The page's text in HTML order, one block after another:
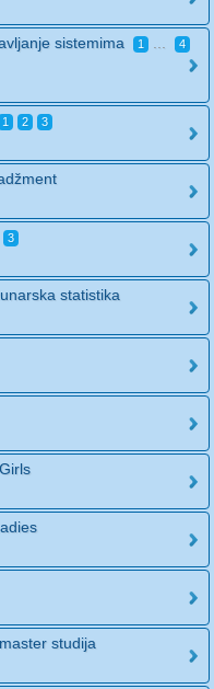
sistemima 1
4
1 2
3
3
statistika
studija